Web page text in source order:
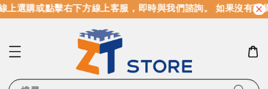
選購或點擊右下方線上客服，即時與我們諮詢。 如果沒有現